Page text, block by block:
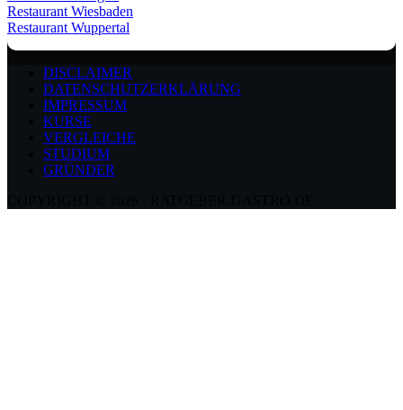
Restaurant Wiesbaden
Restaurant Wuppertal
DISCLAIMER
DATENSCHUTZERKLÄRUNG
IMPRESSUM
KURSE
VERGLEICHE
STUDIUM
GRÜNDER